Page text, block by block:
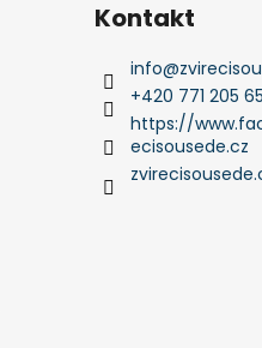
Kontakt
info@
+420 771 205
https://
ecisousede.cz